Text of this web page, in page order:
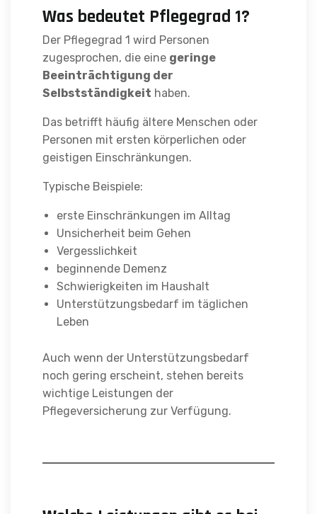
Was bedeutet Pflegegrad 1?
Der Pflegegrad 1 wird Personen
zugesprochen, die eine geringe
Beeinträchtigung der
Selbstständigkeit haben.
Das betrifft häufig ältere Menschen oder
Personen mit ersten körperlichen oder
geistigen Einschränkungen.
Typische Beispiele:
erste Einschränkungen im Alltag
Unsicherheit beim Gehen
Vergesslichkeit
beginnende Demenz
Schwierigkeiten im Haushalt
Unterstützungsbedarf im täglichen
Leben
Auch wenn der Unterstützungsbedarf
noch gering erscheint, stehen bereits
wichtige Leistungen der
Pflegeversicherung zur Verfügung.